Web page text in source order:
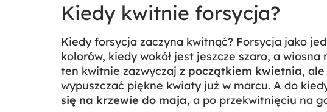
Kiedy kwitnie forsycja?
Kiedy forsycja zaczyna kwitnąć? Forsycja jako
kolorów, kiedy wokół jest jeszcze szaro, a
ten kwitnie zazwyczaj z początkiem kwietnia,
wypuszczać piękne kwiaty już w marcu. A do
się na krzewie do maja, a po przekwitnięciu na